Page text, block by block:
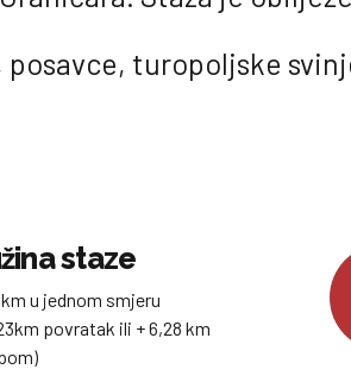
turopoljske
staze
u jednom smjeru
povratak ili + 6,28 km